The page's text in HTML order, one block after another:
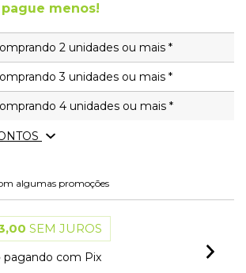
menos!
2 unidades ou mais *
3 unidades ou mais *
4 unidades ou mais *
algumas promoções
SEM JUROS
pagando com Pix